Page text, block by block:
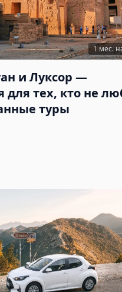
1 мес.
и Луксор —
для тех, кто не
туры